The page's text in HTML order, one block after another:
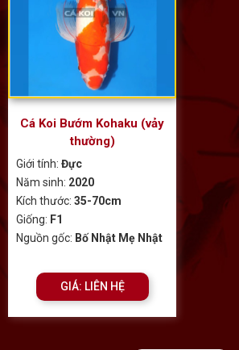
Cá Koi Bướm Kohaku (vảy
thường)
Giới tính: Đực
Năm sinh: 2020
Kích thước: 35-70cm
Giống: F1
Nguồn gốc: Bố Nhật Mẹ Nhật
GIÁ: LIÊN HỆ